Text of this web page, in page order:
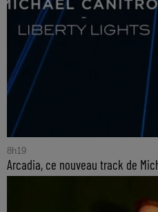
8h19
Arcadia, ce nouveau track de